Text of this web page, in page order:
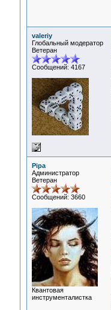
valeriy
Глобальный модератор
Ветеран
Сообщений: 4167
Pipa
Администратор
Ветеран
Сообщений: 3660
Квантовая
инструменталистка